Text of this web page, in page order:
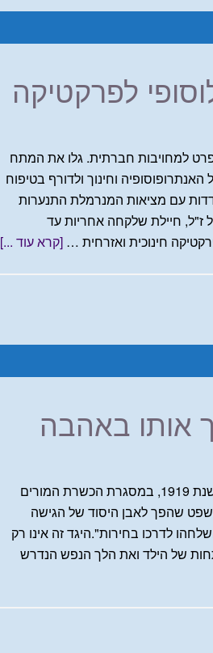
לפרקטיקה
למחויבות חברתית. גלו את המתח
וחינוך ולדורף בטיפוח
עם מציאות המנרמלת התנערות
ז"ל, חיילת שלקחה אחריות עד
חינוכית ואזרחית … [קרא עוד ...]
אותו באהבה
חזון החינוך על פי רודולף שטיינר: בין יראה, אהבה וחירותבשנת 1919, במסגרת הכשרת המורים
שהפך לאבן היסוד של הגישה
לדרכו בחירות".היגד זה אינו רק
של הילד ואת הלך הנפש הנדרש